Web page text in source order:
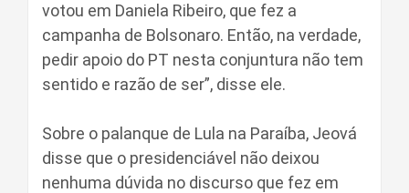
votou em Daniela Ribeiro, que fez a
campanha de Bolsonaro. Então, na verdade,
pedir apoio do PT nesta conjuntura não tem
sentido e razão de ser”, disse ele.
Sobre o palanque de Lula na Paraíba, Jeová
disse que o presidenciável não deixou
nenhuma dúvida no discurso que fez em